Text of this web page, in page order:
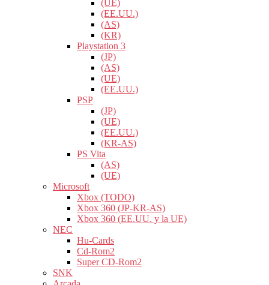
(UE)
(EE.UU.)
(AS)
(KR)
Playstation 3
(JP)
(AS)
(UE)
(EE.UU.)
PSP
(JP)
(UE)
(EE.UU.)
(KR-AS)
PS Vita
(AS)
(UE)
Microsoft
Xbox (TODO)
Xbox 360 (JP-KR-AS)
Xbox 360 (EE.UU. y la UE)
NEC
Hu-Cards
Cd-Rom2
Super CD-Rom2
SNK